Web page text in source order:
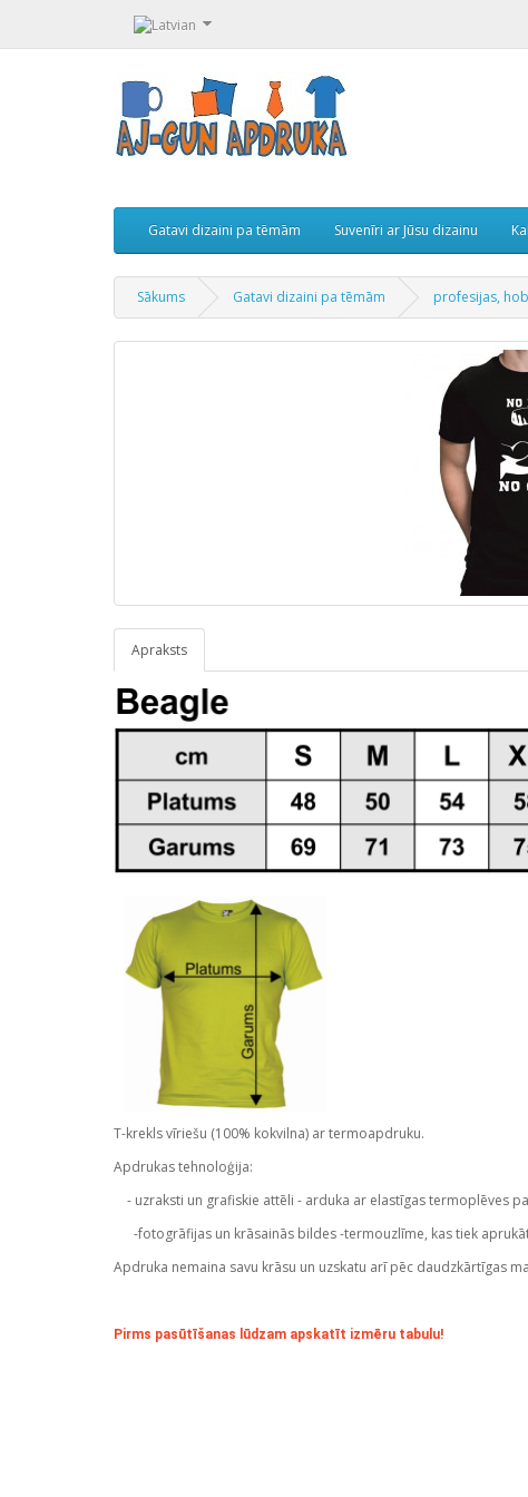
Gatavi dizaini pa tēmām Suvenīri ar Jūsu dizainu
Sākums Gatavi dizaini pa tēmām profesijas,
Apraksts
T-krekls vīriešu (100% kokvilna) ar termoapdruku.
Apdrukas tehnoloģija:
- uzraksti un grafiskie attēli - arduka ar elastīgas termoplēves
-fotogrāfijas un krāsainās bildes -termouzlīme, kas tiek
Apdruka nemaina savu krāsu un uzskatu arī pēc daudzkārtīgas
Pirms pasūtīšanas lūdzam apskatīt izmēru tabulu!